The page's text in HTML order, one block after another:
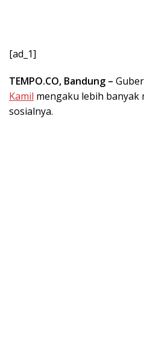
[ad_1]
TEMPO.CO, Bandung –
Kamil mengaku lebih banyak
sosialnya.